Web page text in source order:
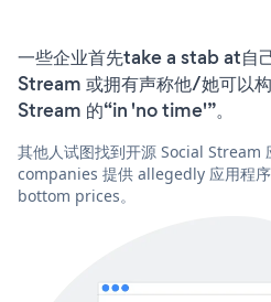
一些企业首先take a stab at自
Stream 或拥有声称他/她可以
Stream 的“in 'no time'”。
其他人试图找到开源 Social Stream
companies 提供 allegedly 应用程
bottom prices。